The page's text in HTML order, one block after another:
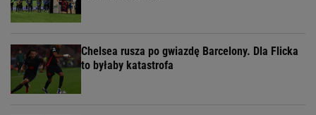
Chelsea rusza po gwiazdę Barcelony. Dla Flicka
to byłaby katastrofa